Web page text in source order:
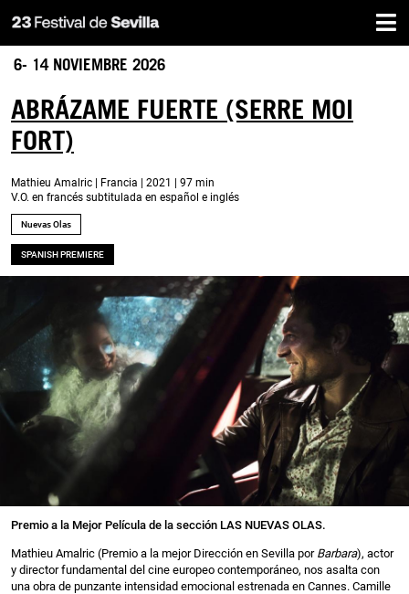
Pasar
al
contenido
6- 14 NOVIEMBRE 2026
Nuevas Olas
SPANISH PREMIERE
ABRÁZAME FUERTE (SERRE MOI
FORT)
Mathieu Amalric | Francia | 2021 | 97 min
V.O. en francés subtitulada en español e inglés
Premio a la Mejor Película de la sección LAS NUEVAS OLAS.
Mathieu Amalric (Premio a la mejor Dirección en Sevilla por Barbara), actor
y director fundamental del cine europeo contemporáneo, nos asalta con
una obra de punzante intensidad emocional estrenada en Cannes. Camille